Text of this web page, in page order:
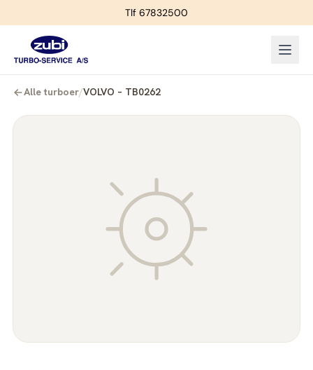
Tlf 67832500
Alle turboer/VOLVO – TB0262